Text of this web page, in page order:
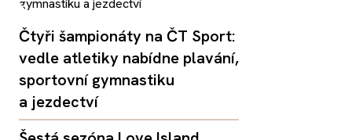
Čtyři šampionáty na ČT Sport:
vedle atletiky nabídne plavání,
sportovní gymnastiku
a jezdectví